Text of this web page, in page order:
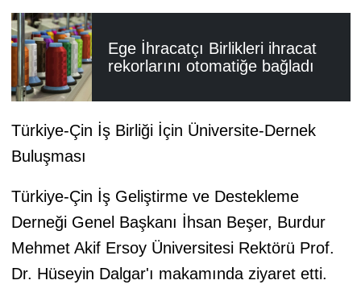
Ege İhracatçı Birlikleri ihracat
rekorlarını otomatiğe bağladı
Türkiye-Çin İş Birliği İçin Üniversite-Dernek
Buluşması
Türkiye-Çin İş Geliştirme ve Destekleme
Derneği Genel Başkanı İhsan Beşer, Burdur
Mehmet Akif Ersoy Üniversitesi Rektörü Prof.
Dr. Hüseyin Dalgar'ı makamında ziyaret etti.